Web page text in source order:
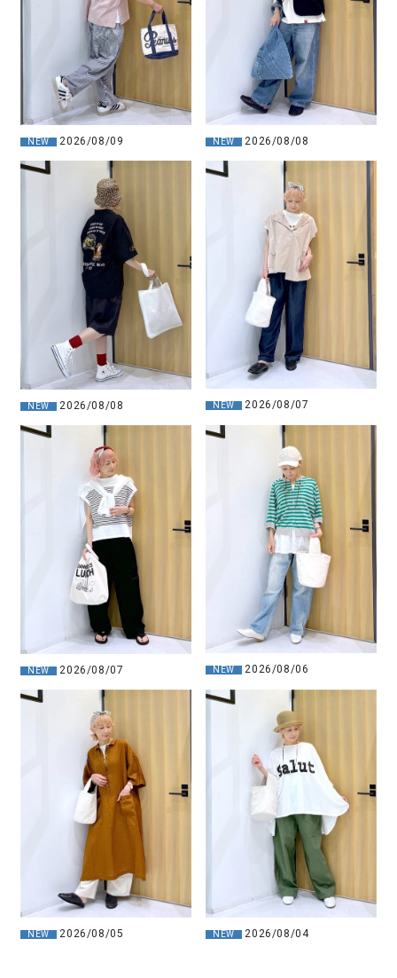
NEW 2026/08/09 NEW 2026/08/08
NEW 2026/08/08 NEW 2026/08/07
NEW 2026/08/07 NEW 2026/08/06
NEW 2026/08/05 NEW 2026/08/04